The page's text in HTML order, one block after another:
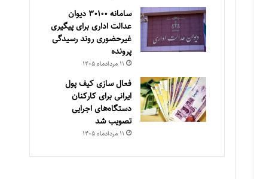
سامانه ۳۰۱۰۰ دیوان
عدالت اداری برای پیگیری
غیرحضوری روند رسیدگی
پرونده
۱۱ مرداد‌ماه ۱۴۰۵
فعال سازی کیف پول
ایرانی برای کارکنان
دستگاه‌های اجرایی
تصویب شد
۱۱ مرداد‌ماه ۱۴۰۵